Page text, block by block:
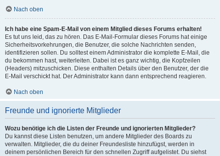
Nach oben
Ich habe eine Spam-E-Mail von einem Mitglied dieses Forums erhalten!
Es tut uns leid, das zu hören. Das E-Mail-Formular dieses Forums hat einige
Sicherheitsvorkehrungen, die Benutzer, die solche Nachrichten senden,
identifizieren sollen. Du solltest einem Administrator die komplette E-Mail, die
du bekommen hast, weiterleiten. Dabei ist es ganz wichtig, die Kopfzeilen
(Headers) mitzuschicken. Diese enthalten Details über den Benutzer, der die
E-Mail verschickt hat. Der Administrator kann dann entsprechend reagieren.
Nach oben
Freunde und ignorierte Mitglieder
Wozu benötige ich die Listen der Freunde und ignorierten Mitglieder?
Du kannst diese Listen benutzen, um andere Mitglieder des Boards zu
verwalten. Mitglieder, die du deiner Freundesliste hinzufügst, werden in
deinem persönlichen Bereich für den schnellen Zugriff aufgelistet. Du siehst